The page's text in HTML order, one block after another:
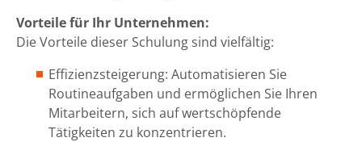
Vorteile für Ihr Unternehmen:
Die Vorteile dieser Schulung sind vielfältig:
Effizienzsteigerung: Automatisieren Sie
Routineaufgaben und ermöglichen Sie Ihren
Mitarbeitern, sich auf wertschöpfende
Tätigkeiten zu konzentrieren.